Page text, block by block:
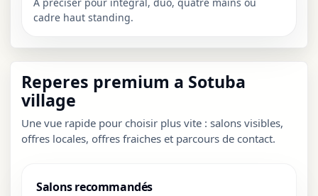
cadre haut standing.
Reperes premium a Sotuba
village
Une vue rapide pour choisir plus vite : salons visibles,
offres locales, offres fraiches et parcours de contact.
Salons recommandés